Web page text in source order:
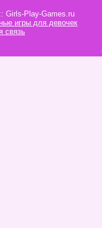
Girls-Play-Games.ru
игры для девочек
связь